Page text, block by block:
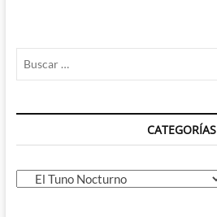
CATEGORÍAS
Categorías